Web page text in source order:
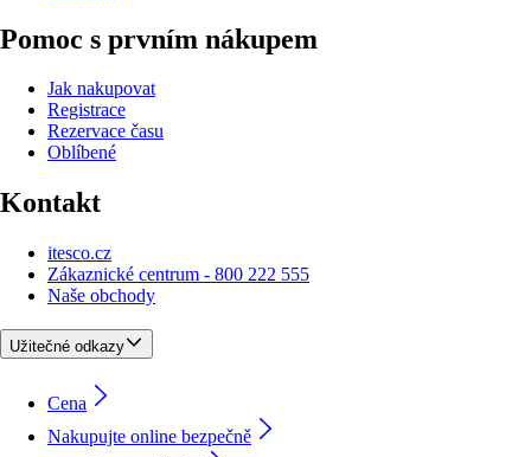
Pomoc s prvním nákupem
Jak nakupovat
Registrace
Rezervace času
Oblíbené
Kontakt
itesco.cz
Zákaznické centrum - 800 222 555
Naše obchody
Užitečné odkazy
Cena
Nakupujte online bezpečně